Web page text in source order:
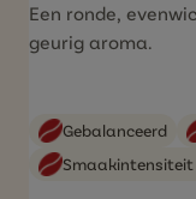
Een ronde,
geurig aroma.
Gebalanceerd
Smaakintensiteit